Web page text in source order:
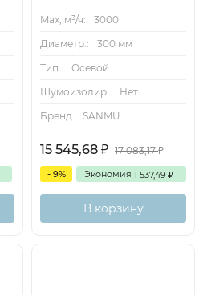
Max, м³/ч:
3000
Диаметр.:
300 мм
Тип.:
Осевой
Шумоизолир.:
Нет
Бренд:
SANMU
15 545,68 ₽ 17 083,17₽
- 9% Экономия 1 537,49 ₽
В корзину